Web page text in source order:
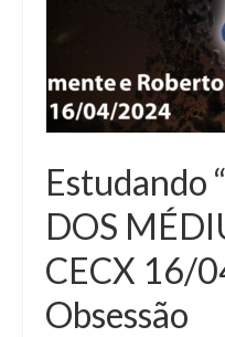
Estudando
DOS
CECX 16/
Obsessão